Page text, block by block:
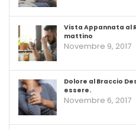
Vista Appannata al
mattino
Novembre 9, 2017
Dolore al Braccio
essere.
Novembre 6, 2017